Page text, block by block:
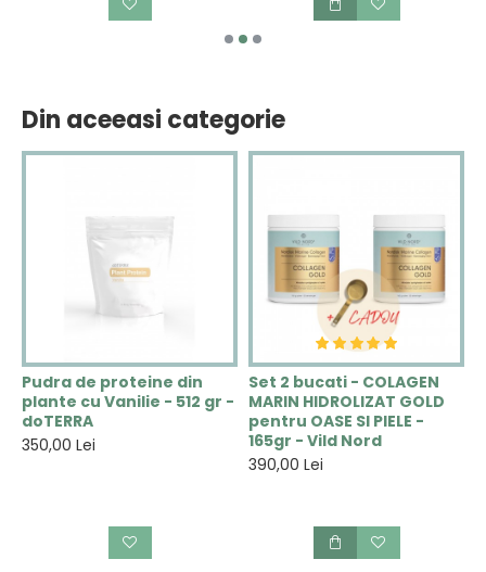
Din aceeasi categorie
Pudra de proteine din
plante cu Vanilie - 512 gr -
doTERRA
350,00 Lei
Set 2 bucati - COLAGEN
MARIN HIDROLIZAT GOLD
pentru OASE SI PIELE -
165gr - Vild Nord
390,00 Lei